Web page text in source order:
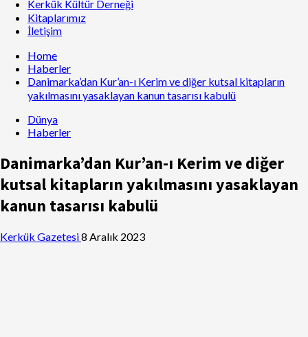
Kerkük Kültür Derneği
Kitaplarımız
İletişim
Home
Haberler
Danimarka’dan Kur’an-ı Kerim ve diğer kutsal kitapların
yakılmasını yasaklayan kanun tasarısı kabulü
Dünya
Haberler
Danimarka’dan Kur’an-ı Kerim ve diğer
kutsal kitapların yakılmasını yasaklayan
kanun tasarısı kabulü
Kerkük Gazetesi8 Aralık 2023